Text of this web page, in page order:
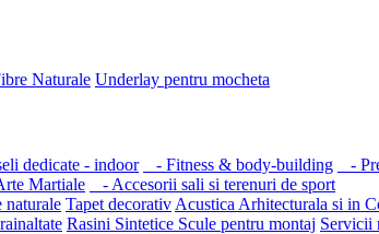
Naturale Underlay pentru mocheta
dedicate - indoor - Fitness & body-building -
Martiale
- Accesorii sali si terenuri de sport
naturale Tapet decorativ Acustica Arhitecturala si in
Rasini Sintetice Scule pentru montaj Servicii